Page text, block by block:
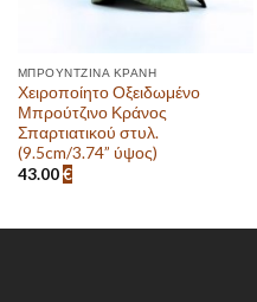
ΜΠΡΟΎΝΤΖΙΝΑ ΚΡΆΝΗ
Χειροποίητο Οξειδωμένο
Μπρούτζινο Κράνος
Σπαρτιατικού στυλ.
(9.5cm/3.74” ύψος)
43.00€